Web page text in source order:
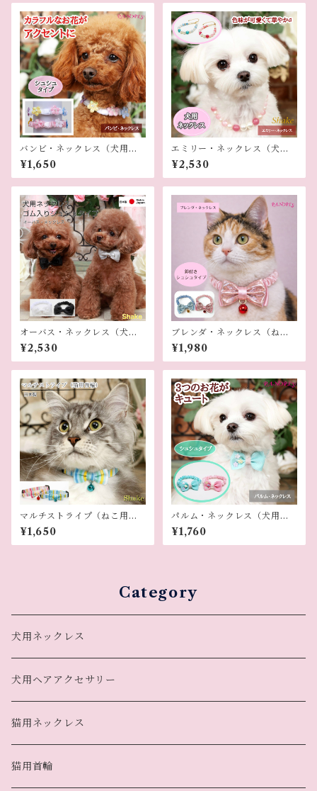
バンビ・ネックレス（犬用ネ
ックレス）
¥1,650
エミリー・ネックレス（犬用
ネックレス）
¥2,530
オーバス・ネックレス（犬用
ネックレス）
¥2,530
ブレンダ・ネックレス（ねこ
用）
¥1,980
マルチストライプ（ねこ用首
輪）
¥1,650
パルム・ネックレス（犬用ネ
ックレス）
¥1,760
Category
犬用ネックレス
犬用ヘアアクセサリー
猫用ネックレス
猫用首輪